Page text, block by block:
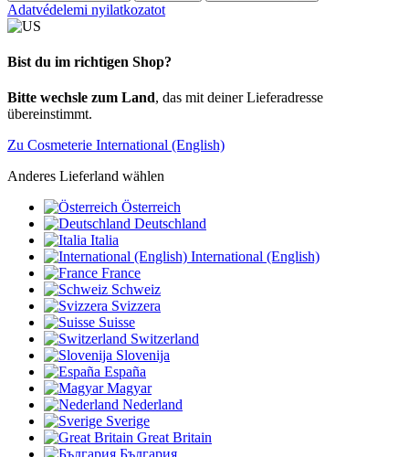
Adatvédelemi nyilatkozatot
Bist du im richtigen Shop?
Bitte wechsle zum Land, das mit deiner Lieferadresse
übereinstimmt.
Zu Cosmeterie International (English)
Anderes Lieferland wählen
Österreich
Deutschland
Italia
International (English)
France
Schweiz
Svizzera
Suisse
Switzerland
Slovenija
España
Magyar
Nederland
Sverige
Great Britain
България